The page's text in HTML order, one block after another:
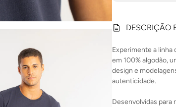
DESCRIÇÃO
Experimente a linha
em 100% algodão,
design e
autenticidade.
Desenvolvidas para